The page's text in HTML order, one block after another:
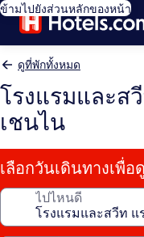
ข้ามไปยังส่วนหลักของหน้า
ดูที่พักทั้งหมด
โรงแรมและส
เชนไน
เลือกวันเดินทางเพื่อ
ไปไหนดี